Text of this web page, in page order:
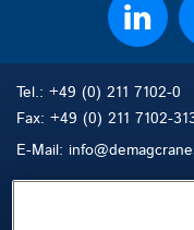
Tel.: +49 (0) 211 7102-0
Fax: +49 (0) 211 7102-
E-Mail: